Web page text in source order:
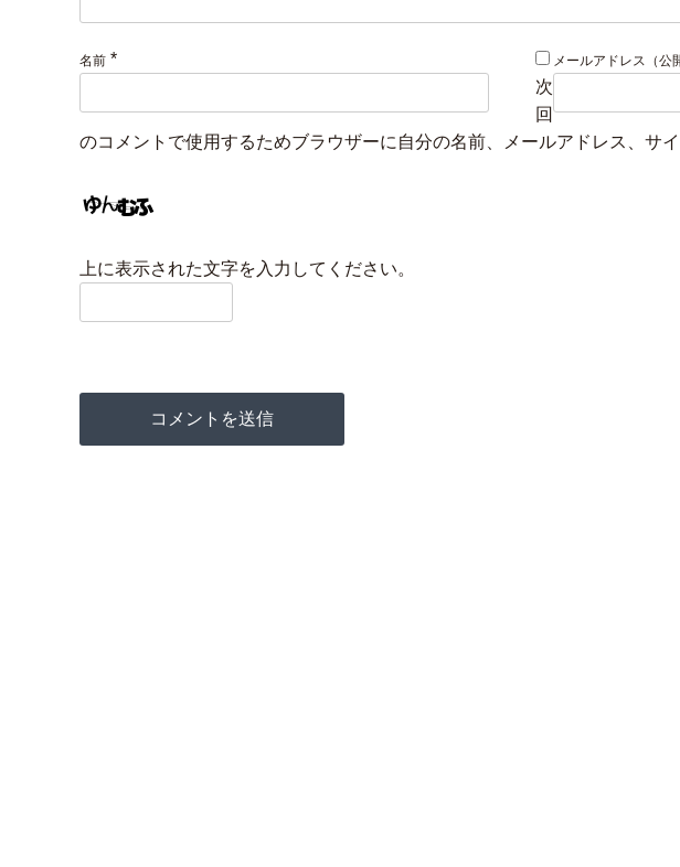
名前 * メールアドレス（公
次
回
のコメントで使用するためブラウザーに自分の名前、メールアドレス、サイ
上に表示された文字を入力してください。